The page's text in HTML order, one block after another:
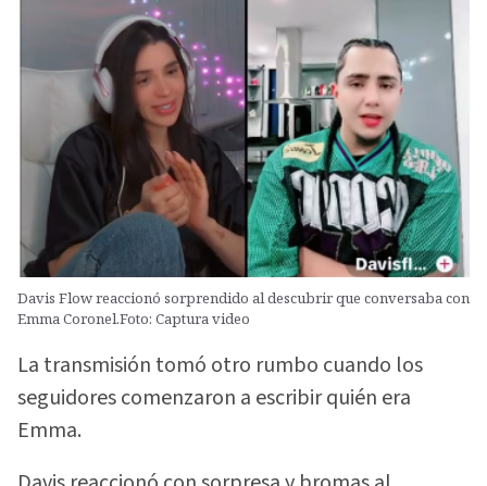
Davis Flow reaccionó sorprendido al descubrir que conversaba con
Emma Coronel.Foto: Captura video
La transmisión tomó otro rumbo cuando los
seguidores comenzaron a escribir quién era
Emma.